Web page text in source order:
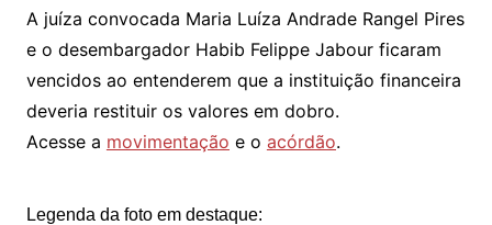
A juíza convocada Maria Luíza Andrade Rangel Pires
e o desembargador Habib Felippe Jabour ficaram
vencidos ao entenderem que a instituição financeira
deveria restituir os valores em dobro.
Acesse a movimentação e o acórdão.
Legenda da foto em destaque: